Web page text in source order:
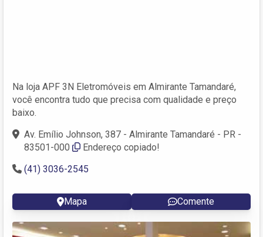
Na loja APF 3N Eletromóveis em Almirante Tamandaré,
você encontra tudo que precisa com qualidade e preço
baixo.
Av. Emílio Johnson, 387 - Almirante Tamandaré - PR -
83501-000
Endereço copiado!
(41) 3036-2545
Mapa Comente